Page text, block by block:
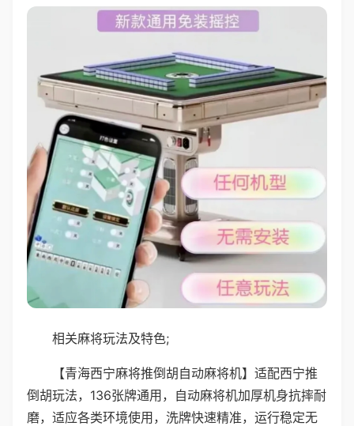
相关麻将玩法及特色;
【青海西宁麻将推倒胡自动麻将机】适配西宁推
倒胡玩法，136张牌通用，自动麻将机加厚机身抗摔耐
磨，适应各类环境使用，洗牌快速精准，运行稳定无